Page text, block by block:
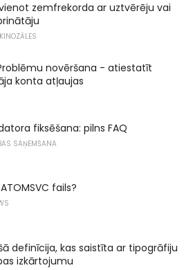
zemfrekorda ar uztvērēju vai
novēršana - atiestatīt
konta atļaujas
fiksēšana: pilns FAQ
SAŅEMŠANA
fails?
definīcija, kas saistīta ar tipogrāfiju
izkārtojumu